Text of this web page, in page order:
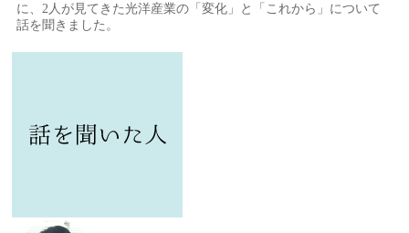
に、2人が見てきた光洋産業の「変化」と「これから」について
話を聞きました。